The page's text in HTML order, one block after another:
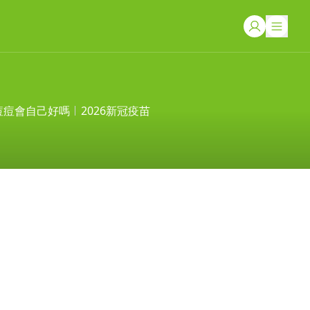
痘會自己好嗎 2026新冠疫苗